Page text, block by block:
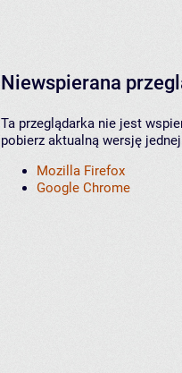
Niewspierana
Ta przeglądarka nie jest
pobierz aktualną wersję
Mozilla Firefox
Google Chrome